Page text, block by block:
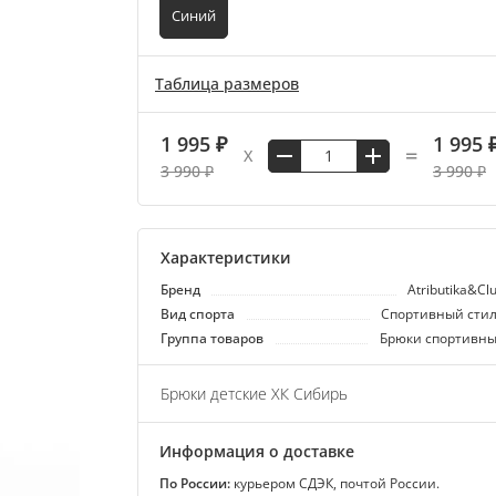
Синий
Таблица размеров
1 995 ₽
3 990 ₽
X = 1 995
3 990 ₽
Характеристики
Бренд
Вид спорта
Спортивный
Группа товаров
Брюки
Брюки детские ХК Сибирь
Информация о доставке
По России: курьером СДЭК, почтой России.